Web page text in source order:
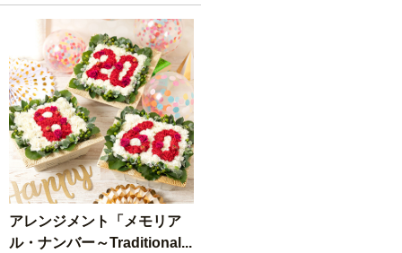
アレンジメント「メモリア
ル・ナンバー～Traditional...